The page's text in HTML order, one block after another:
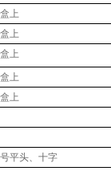
上
上
上
上
上
平头、十字